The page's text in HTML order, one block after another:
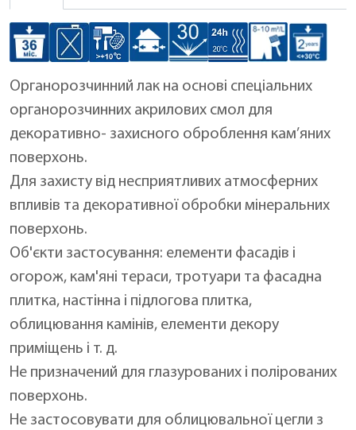
Органорозчинний лак на основі спеціальних
органорозчинних акрилових смол для
декоративно- захисного оброблення кам’яних
поверхонь.
Для захисту від несприятливих атмосферних
впливів та декоративної обробки мінеральних
поверхонь.
Об'єкти застосування: елементи фасадів і
огорож, кам'яні тераси, тротуари та фасадна
плитка, настінна і підлогова плитка,
облицювання камінів, елементи декору
приміщень і т. д.
Не призначений для глазурованих і полірованих
поверхонь.
Не застосовувати для облицювальної цегли з